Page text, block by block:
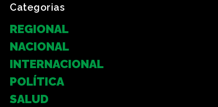
Categorias
REGIONAL
NACIONAL
INTERNACIONAL
POLÍTICA
SALUD